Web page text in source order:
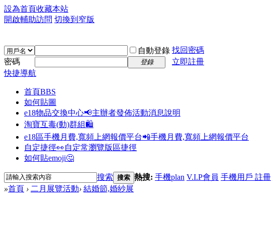
設為首頁收藏本站
開啟輔助訪問 切換到窄版
自動登錄 找回密碼
密碼
登錄
立即註冊
快捷導航
首頁BBS
如何貼圖
e18物品交換中心📢主辦者發佈活動消息說明
淘寶互毒(動)群組🛍️
e18區手機月費,寬頻上網報價平台📲手機月費,寬頻上網報價平台
自定捷徑👀自定常瀏覽版區捷徑
如何貼emoji🤔
搜索 搜索 熱搜: 手機plan V.I.P會員 手機用戶 註冊
»首頁 › 二月展覽活動› 結婚節,婚紗展